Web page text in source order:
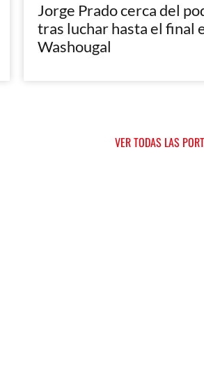
Jorge Prado cerca del
tras luchar hasta el final
Washougal
VER TODAS LAS